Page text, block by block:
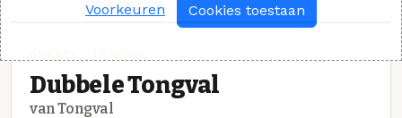
Dubbele Tongval
van Tongval
Voorkeuren Cookies toestaan